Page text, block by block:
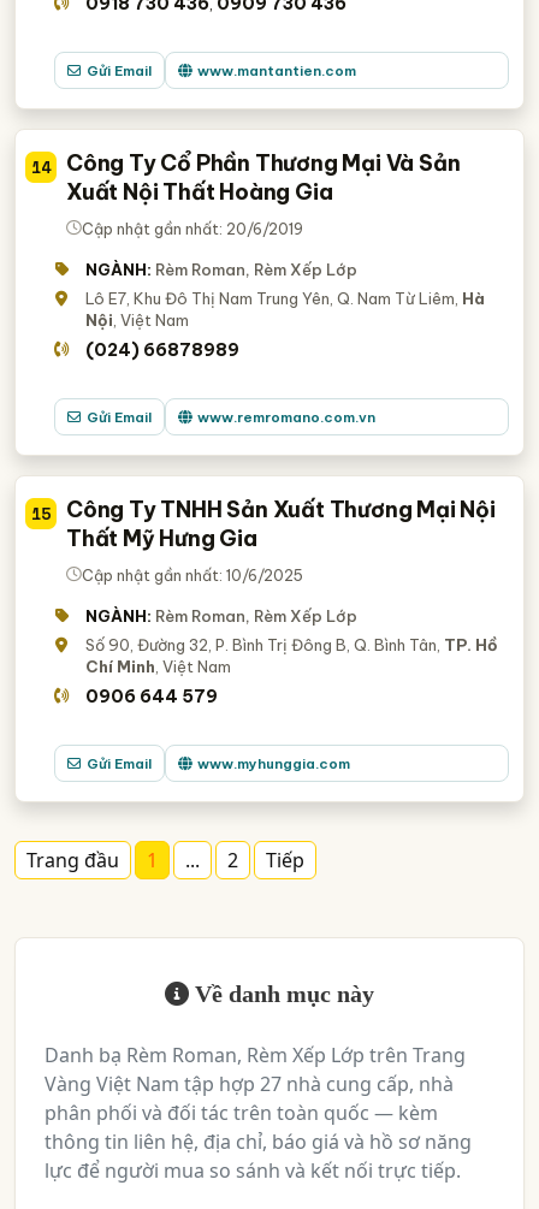
Gửi Email www.mantantien.com
14
Công Ty Cổ Phần Thương Mại Và Sản
Xuất Nội Thất Hoàng Gia
Cập nhật gần nhất: 20/6/2019
NGÀNH: Rèm Roman, Rèm Xếp Lớp
Lô E7, Khu Đô Thị Nam Trung Yên, Q. Nam Từ Liêm, Hà
Nội , Việt Nam
(024) 66878989
Gửi Email www.remromano.com.vn
15
Công Ty TNHH Sản Xuất Thương Mại Nội
Thất Mỹ Hưng Gia
Cập nhật gần nhất: 10/6/2025
NGÀNH: Rèm Roman, Rèm Xếp Lớp
Số 90, Đường 32, P. Bình Trị Đông B, Q. Bình Tân, TP. Hồ
Chí Minh , Việt Nam
0906 644 579
Gửi Email www.myhunggia.com
Trang đầu 1 ... 2 Tiếp
Về danh mục này
Danh bạ Rèm Roman, Rèm Xếp Lớp trên Trang
Vàng Việt Nam tập hợp 27 nhà cung cấp, nhà
phân phối và đối tác trên toàn quốc — kèm
thông tin liên hệ, địa chỉ, báo giá và hồ sơ năng
lực để người mua so sánh và kết nối trực tiếp.